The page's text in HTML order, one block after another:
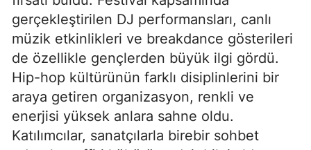
gerçekleştirilen DJ performansları, canlı
müzik etkinlikleri ve breakdance gösterileri
de özellikle gençlerden büyük ilgi gördü.
Hip-hop kültürünün farklı disiplinlerini bir
araya getiren organizasyon, renkli ve
enerjisi yüksek anlara sahne oldu.
Katılımcılar, sanatçılarla birebir sohbet